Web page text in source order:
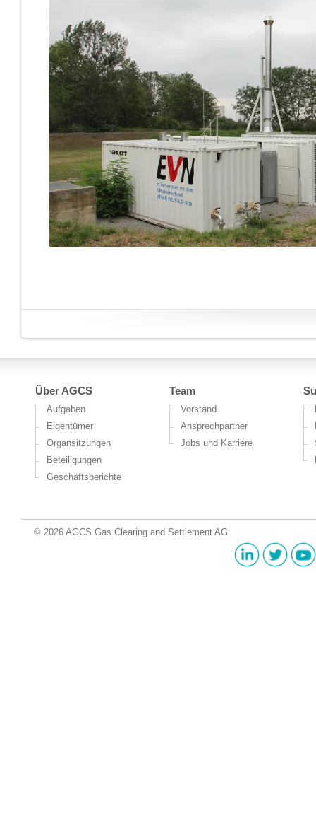
Über AGCS
Aufgaben
Eigentümer
Organsitzungen
Beteiligungen
Geschäftsberichte
Team
Vorstand
Ansprechpartner
Jobs und Karriere
© 2026 AGCS Gas Clearing and Settlement AG